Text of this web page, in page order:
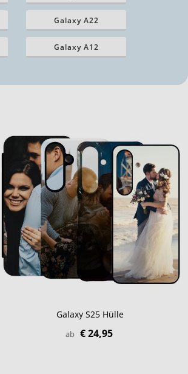
Galaxy A22
Galaxy A12
Galaxy S25 Hülle
ab € 24,95